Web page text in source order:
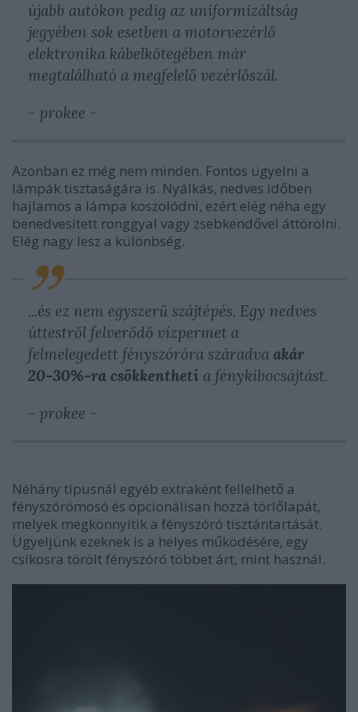
újabb autókon pedig az uniformizáltság
jegyében sok esetben a motorvezérlő
elektronika kábelkötegében már
megtalálható a megfelelő vezérlőszál.
- prokee -
Azonban ez még nem minden. Fontos ügyelni a
lámpák tisztaságára is. Nyálkás, nedves időben
hajlamos a lámpa koszolódni, ezért elég néha egy
benedvesített ronggyal vagy zsebkendővel áttörölni.
Elég nagy lesz a különbség.
...és ez nem egyszerű szájtépés. Egy nedves
úttestről felverődő vízpermet a
felmelegedett fényszóróra száradva akár
20-30%-ra csökkentheti a fénykibocsájtást.
- prokee -
Néhány típusnál egyéb extraként fellelhető a
fényszórómosó és opcionálisan hozzá törlőlapát,
melyek megkönnyítik a fényszóró tisztántartását.
Ügyeljünk ezeknek is a helyes működésére, egy
csíkosra törölt fényszóró többet árt, mint használ.